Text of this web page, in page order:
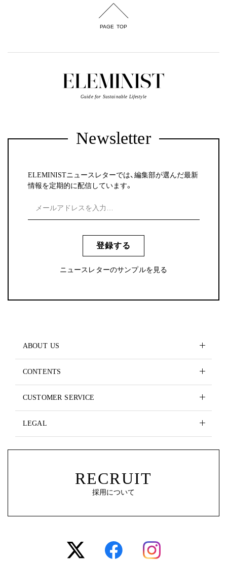
PAGE TOP
Guide for Sustainable Lifestyle
Newsletter
ELEMINISTニュースレターでは、編集部が選んだ最新
情報を定期的に配信しています。
登録する
ニュースレターのサンプルを見る
ABOUT US
CONTENTS
CUSTOMER SERVICE
LEGAL
RECRUIT
採用について